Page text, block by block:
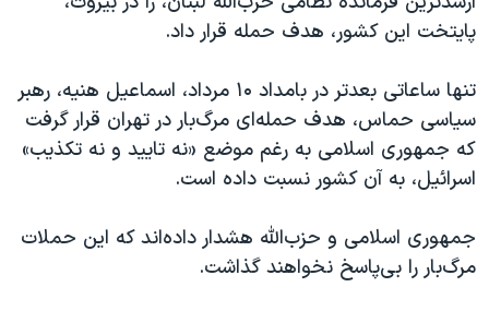
پایتخت این کشور، هدف حمله‌ قرار داد.
تنها ساعاتی بعدتر در بامداد ۱۰ مرداد، اسماعیل هنیه، رهبر
سیاسی حماس، هدف حمله‌ای مرگ‌بار در تهران قرار گرفت
که جمهوری اسلامی به رغم موضع «نه تایید و نه تکذیب»
اسرائیل، به آن کشور نسبت داده است.
جمهوری اسلامی و حزب‌الله هشدار داده‌اند که این حملات
مرگ‌بار را بی‌پاسخ نخواهند گذاشت.